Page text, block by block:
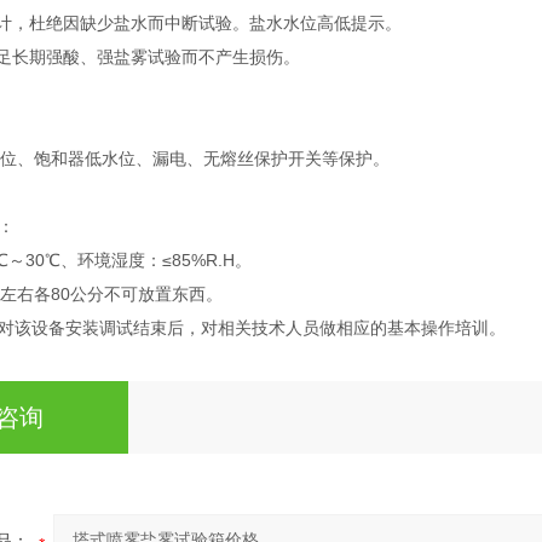
杜绝因缺少盐水而中断试验。盐水水位高低提示。
期强酸、强盐雾试验而不产生损伤。
饱和器低水位、漏电、无熔丝保护开关等保护。
30℃、环境湿度：≤85%R.H。
右各80公分不可放置东西。
该设备安装调试结束后，对相关技术人员做相应的基本操作培训。
询